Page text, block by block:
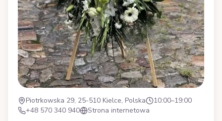
Piotrkowska 29, 25-510 Kielce, Polska
10:00–19:00
+48 570 340 940
Strona internetowa